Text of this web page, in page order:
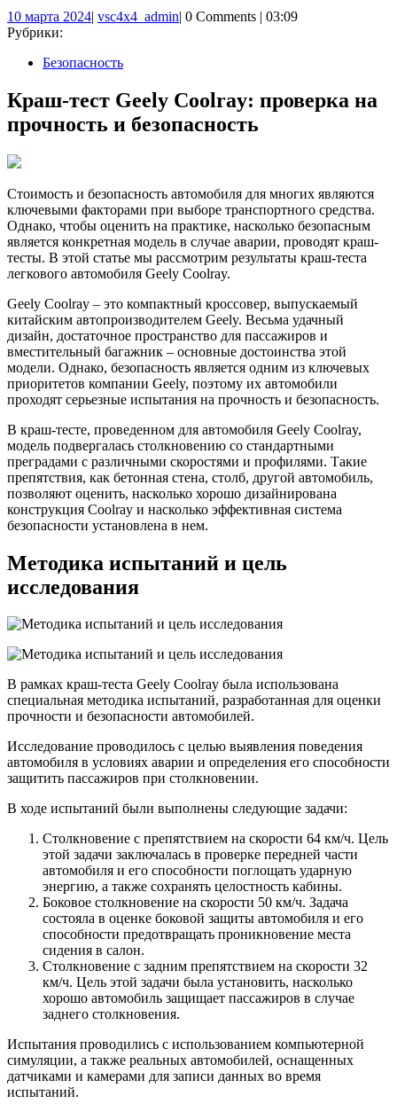
10 марта 202410
| vsc4x4_adminvsc4x4_admin
| 0 Comments | 03:09
Рубрики:
Безопасность
Краш-тест Geely Coolray: проверка на
прочность и безопасность
Стоимость и безопасность автомобиля для многих являются
ключевыми факторами при выборе транспортного средства.
Однако, чтобы оценить на практике, насколько безопасным
является конкретная модель в случае аварии, проводят краш-
тесты. В этой статье мы рассмотрим результаты краш-теста
легкового автомобиля Geely Coolray.
Geely Coolray – это компактный кроссовер, выпускаемый
китайским автопроизводителем Geely. Весьма удачный
дизайн, достаточное пространство для пассажиров и
вместительный багажник – основные достоинства этой
модели. Однако, безопасность является одним из ключевых
приоритетов компании Geely, поэтому их автомобили
проходят серьезные испытания на прочность и безопасность.
В краш-тесте, проведенном для автомобиля Geely Coolray,
модель подвергалась столкновению со стандартными
преградами с различными скоростями и профилями. Такие
препятствия, как бетонная стена, столб, другой автомобиль,
позволяют оценить, насколько хорошо дизайнирована
конструкция Coolray и насколько эффективная система
безопасности установлена в нем.
Методика испытаний и цель
исследования
В рамках краш-теста Geely Coolray была использована
специальная методика испытаний, разработанная для оценки
прочности и безопасности автомобилей.
Исследование проводилось с целью выявления поведения
автомобиля в условиях аварии и определения его способности
защитить пассажиров при столкновении.
В ходе испытаний были выполнены следующие задачи:
Столкновение с препятствием на скорости 64 км/ч. Цель
этой задачи заключалась в проверке передней части
автомобиля и его способности поглощать ударную
энергию, а также сохранять целостность кабины.
Боковое столкновение на скорости 50 км/ч. Задача
состояла в оценке боковой защиты автомобиля и его
способности предотвращать проникновение места
сидения в салон.
Столкновение с задним препятствием на скорости 32
км/ч. Цель этой задачи была установить, насколько
хорошо автомобиль защищает пассажиров в случае
заднего столкновения.
Испытания проводились с использованием компьютерной
симуляции, а также реальных автомобилей, оснащенных
датчиками и камерами для записи данных во время
испытаний.